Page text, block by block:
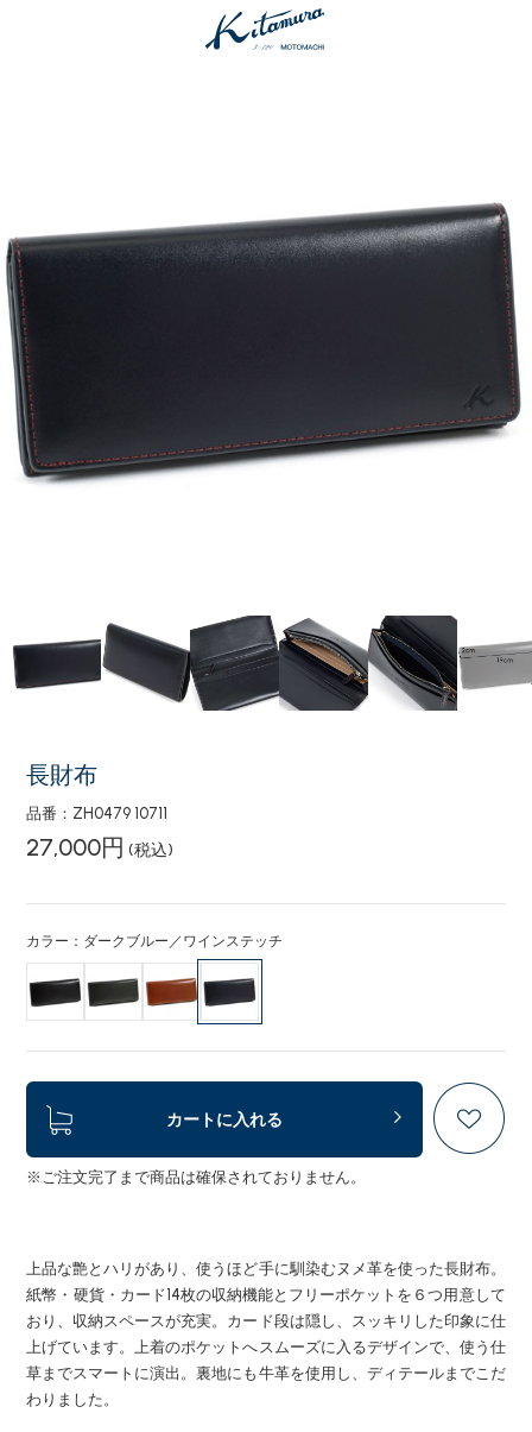
長財布
品番：ZH0479 10711
27,000円 (税込)
カラー：ダークブルー／ワインステッチ
カートに入れる
※ご注文完了まで商品は確保されておりません。
上品な艶とハリがあり、使うほど手に馴染むヌメ革を使った長財布。
紙幣・硬貨・カード14枚の収納機能とフリーポケットを６つ用意して
おり、収納スペースが充実。カード段は隠し、スッキリした印象に仕
上げています。上着のポケットへスムーズに入るデザインで、使う仕
草までスマートに演出。裏地にも牛革を使用し、ディテールまでこだ
わりました。